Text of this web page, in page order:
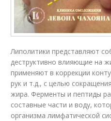
Липолитики представляют
деструктивно влияющие на
применяют в коррекции
рук и т.д., с целью
жира. Ферменты и пептиды
составные части и воду,
организма лимфатической